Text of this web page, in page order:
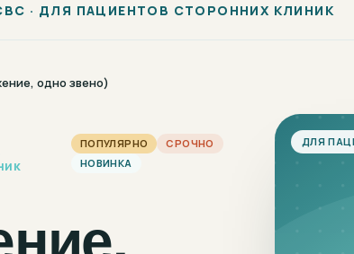
· ДЛЯ ПАЦИЕНТОВ СТОРОННИХ КЛИНИК
одно звено)
ПОПУЛЯРНО
СРОЧНО
НОВИНКА
ДЛЯ